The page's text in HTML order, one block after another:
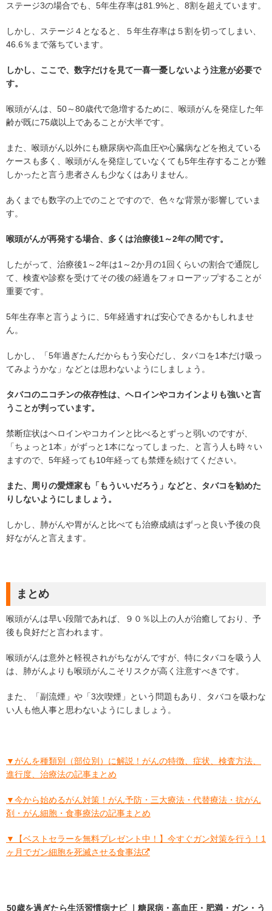
ステージ3の場合でも、5年生存率は81.9%と、8割を超えています。
しかし、ステージ４となると、５年生存率は５割を切ってしまい、
46.6％まで落ちています。
しかし、ここで、数字だけを見て一喜一憂しないよう注意が必要で
す。
喉頭がんは、50～80歳代で急増するために、喉頭がんを発症した年
齢が既に75歳以上であることが大半です。
また、喉頭がん以外にも糖尿病や高血圧や心臓病などを抱えている
ケースも多く、喉頭がんを発症していなくても5年生存することが難
しかったと言う患者さんも少なくはありません。
あくまでも数字の上でのことですので、色々な背景が影響していま
す。
喉頭がんが再発する場合、多くは治療後1～2年の間です。
したがって、治療後1～2年は1～2か月の1回くらいの割合で通院し
て、検査や診察を受けてその後の経過をフォローアップすることが
重要です。
5年生存率と言うように、5年経過すれば安心できるかもしれませ
ん。
しかし、「5年過ぎたんだからもう安心だし、タバコを1本だけ吸っ
てみようかな」などとは思わないようにしましょう。
タバコのニコチンの依存性は、ヘロインやコカインよりも強いと言
うことが判っています。
禁断症状はヘロインやコカインと比べるとずっと弱いのですが、
「ちょっと1本」がずっと1本になってしまった、と言う人も時々い
ますので、5年経っても10年経っても禁煙を続けてください。
また、周りの愛煙家も「もういいだろう」などと、タバコを勧めた
りしないようにしましょう。
しかし、肺がんや胃がんと比べても治療成績はずっと良い予後の良
好ながんと言えます。
まとめ
喉頭がんは早い段階であれば、９０％以上の人が治癒しており、予
後も良好だと言われます。
喉頭がんは意外と軽視されがちながんですが、特にタバコを吸う人
は、肺がんよりも喉頭がんこそリスクが高く注意すべきです。
また、「副流煙」や「3次喫煙」という問題もあり、タバコを吸わな
い人も他人事と思わないようにしましょう。
▼がんを種類別（部位別）に解説！がんの特徴、症状、検査方法、
進行度、治療法の記事まとめ
▼今から始めるがん対策！がん予防・三大療法・代替療法・抗がん
剤・がん細胞・食事療法の記事まとめ
▼【ベストセラーを無料プレゼント中！】今すぐガン対策を行う！1
ヶ月でガン細胞を死滅させる食事法
50歳を過ぎたら生活習慣病ナビ ｜糖尿病・高血圧・肥満・ガン・う